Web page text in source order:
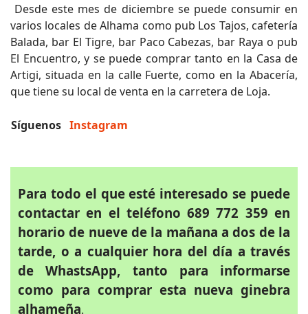
Desde este mes de diciembre se puede consumir en
varios locales de Alhama como pub Los Tajos, cafetería
Balada, bar El Tigre, bar Paco Cabezas, bar Raya o pub
El Encuentro, y se puede comprar tanto en la Casa de
Artigi, situada en la calle Fuerte, como en la Abacería,
que tiene su local de venta en la carretera de Loja.
Síguenos Instagram
Para todo el que esté interesado se puede
contactar en el teléfono 689 772 359 en
horario de nueve de la mañana a dos de la
tarde, o a cualquier hora del día a través
de WhastsApp, tanto para informarse
como para comprar esta nueva ginebra
alhameña.